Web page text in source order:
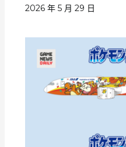
2026 年 5 月 29 日